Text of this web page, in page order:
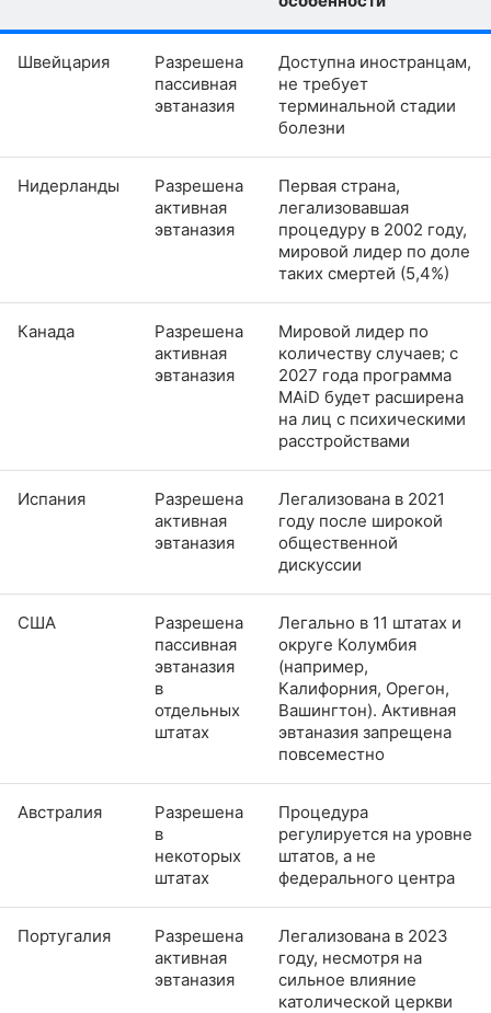
Швейцария
Разрешена
пассивная
эвтаназия
Доступна иностранцам,
не требует
терминальной стадии
болезни
Нидерланды
Разрешена
активная
эвтаназия
Первая страна,
легализовавшая
процедуру в 2002 году,
мировой лидер по доле
таких смертей (5,4%)
Канада
Разрешена
активная
эвтаназия
Мировой лидер по
количеству случаев; с
2027 года программа
MAiD будет расширена
на лиц с психическими
расстройствами
Испания
Разрешена
активная
эвтаназия
Легализована в 2021
году после широкой
общественной
дискуссии
США
Разрешена
пассивная
эвтаназия
в
отдельных
штатах
Легально в 11 штатах и
округе Колумбия
(например,
Калифорния, Орегон,
Вашингтон). Активная
эвтаназия запрещена
повсеместно
Австралия
Разрешена
в
некоторых
штатах
Процедура
регулируется на уровне
штатов, а не
федерального центра
Португалия
Разрешена
активная
эвтаназия
Легализована в 2023
году, несмотря на
сильное влияние
католической церкви